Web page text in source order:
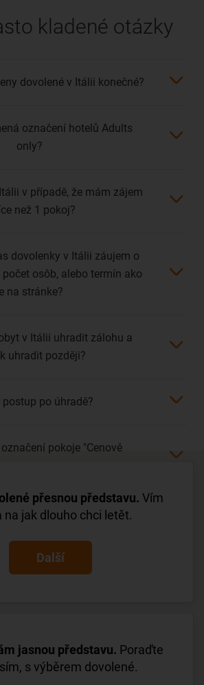
kladené otázky
dovolené v Itálii konečné?
označení hotelů Adults
only?
v případě, že mám zájem
než 1 pokoj?
dovolenky v Itálii záujem o
osôb, alebo termín ako
na stránke?
v Itálii uhradit zálohu a
uhradit později?
postup po úhradě?
pokoje "Cenově
přesnou představu. Vím
na jak dlouho chci letět.
Další
jasnou představu. Poraďte
s výběrem dovolené.